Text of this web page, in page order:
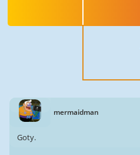
mermaidman
Goty.